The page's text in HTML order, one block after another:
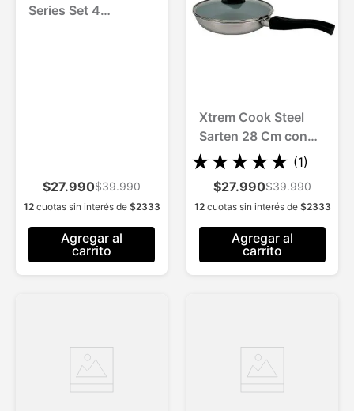
Series Set 4
$27.990$39.990
12cuotas sin interés de $2333
Agregar al
carrito
Xtrem Cook Steel
Sarten 28 Cm con
Tapa
★★★★★ (1)
$27.990$39.990
12cuotas sin interés de $2333
Agregar al
carrito